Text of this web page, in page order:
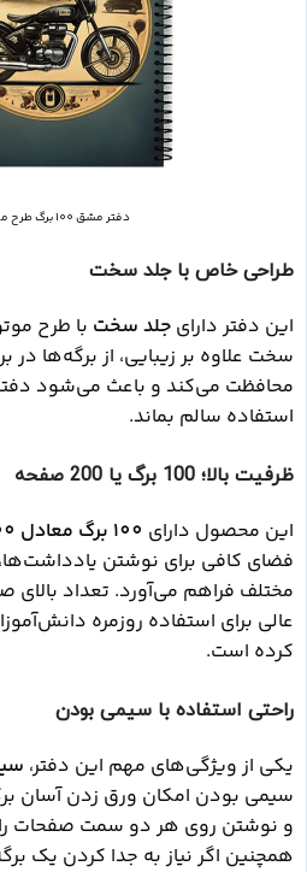
دفتر مشق 100 برگ طرح موتور
طراحی خاص با جلد سخت
این دفتر دارای جلد سخت با طرح
سخت علاوه بر زیبایی، از برگه‌ها
محافظت می‌کند و باعث می‌شود
استفاده سالم بماند.
ظرفیت بالا؛ 100 برگ یا 200 صفحه
این محصول دارای 100 برگ معادل 200 صفحه
فضای کافی برای نوشتن
مختلف فراهم می‌آورد. تعداد بالای
عالی برای استفاده روزمره
کرده است.
راحتی استفاده با سیمی بودن
یکی از ویژگی‌های مهم این دفتر،
سیمی بودن امکان ورق زدن آسان
و نوشتن روی هر دو سمت صفحات را
همچنین اگر نیاز به جدا کردن یک